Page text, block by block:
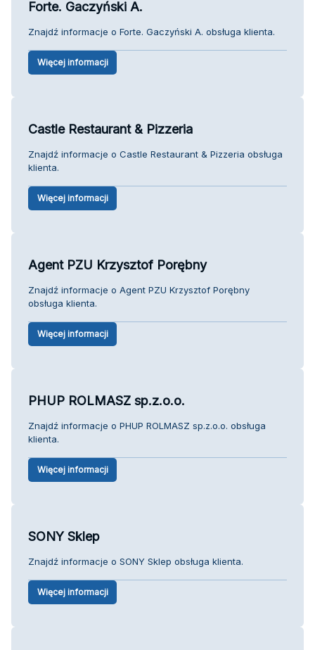
Forte. Gaczyński A.
Znajdź informacje o Forte. Gaczyński A. obsługa klienta.
Więcej informacji
Castle Restaurant & Pizzeria
Znajdź informacje o Castle Restaurant & Pizzeria obsługa
klienta.
Więcej informacji
Agent PZU Krzysztof Porębny
Znajdź informacje o Agent PZU Krzysztof Porębny
obsługa klienta.
Więcej informacji
PHUP ROLMASZ sp.z.o.o.
Znajdź informacje o PHUP ROLMASZ sp.z.o.o. obsługa
klienta.
Więcej informacji
SONY Sklep
Znajdź informacje o SONY Sklep obsługa klienta.
Więcej informacji